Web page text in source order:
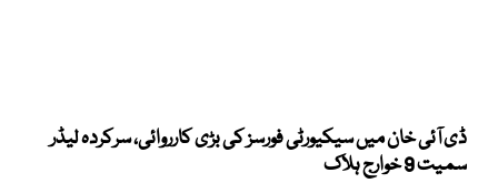
ڈی آئی خان میں سیکیورٹی فورسز کی بڑی کارروائی، سرکردہ لیڈر
سمیت 9 خوارج ہلاک